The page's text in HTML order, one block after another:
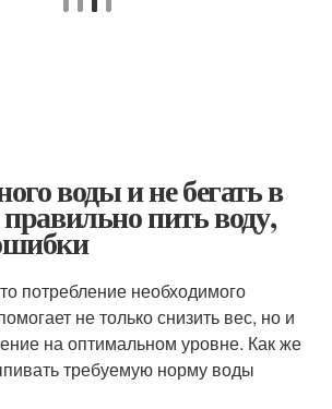
воды и не бегать в
пить воду,
потребление необходимого
не только снизить вес, но и
на оптимальном уровне. Как же
требуемую норму воды